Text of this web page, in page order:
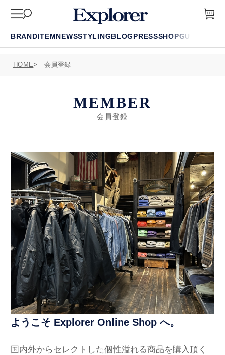
BRANDITEMNEWSSTYLINGBLOGPRESSSHOPGUIDE
HOME 会員登録
MEMBER
会員登録
ようこそ Explorer Online Shop へ。
国内外からセレクトした個性溢れる商品を購入頂く